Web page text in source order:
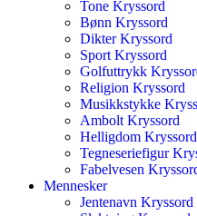
Tone Kryssord
Bønn Kryssord
Dikter Kryssord
Sport Kryssord
Golfuttrykk
Religion Kryssord
Musikkstykke
Ambolt Kryssord
Helligdom Kryssord
Tegneseriefigur
Fabelvesen
Mennesker
Jentenavn Kryssord